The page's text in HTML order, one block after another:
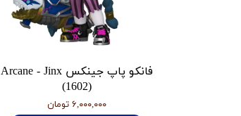
فانکو پاپ جینکس Arcane - Jinx
(1602)
۶,۰۰۰,۰۰۰ تومان